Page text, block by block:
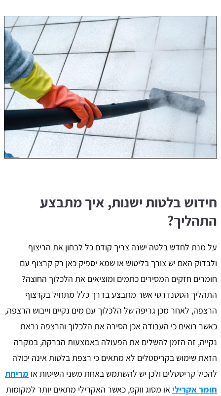
חידוש בלטות ישנות, איך מתבצע
התהליך?
על מנת לחדש בלטה ישנה צריך קודם כל לבחון את הריצוף
ולבדוק האם יש צורך בליטוש או שמא יספיק כאן רק קרצוף עם
חומרים חזקים המסירים כתמים ומוציאים את הלכלוך החוצה?
התהליך הסטנדרטי אשר מתבצע בדרך כלל מתחיל בקרצוף
הרצפה, לאחר מכן גריפה של הלכלוך עם מים נקיים וייבוש הרצפה,
כאשר רואים כי העבודה אכן הסירה את הלכלוך והרצפה נראת
נקייה, זה הזמן להשלים את הפעולה באמצעות הברקה, במקרה
הזאת שימוש בקריסטלים לא מתאים כי רצפת בלטות אינה יכולה
להכיל קריסטלים ולכן יש להשתמש באחת משני השיטות או מריחת
חומר אקרילי או מסוג ווקס, כאשר האקרילי מתאים יותר למקומות